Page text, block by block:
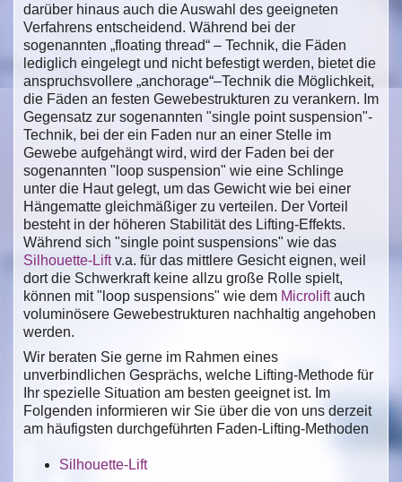
darüber hinaus auch die Auswahl des geeigneten
Verfahrens entscheidend. Während bei der
sogenannten „floating thread“ – Technik, die Fäden
lediglich eingelegt und nicht befestigt werden, bietet die
anspruchsvollere „anchorage“–Technik die Möglichkeit,
die Fäden an festen Gewebestrukturen zu verankern. Im
Gegensatz zur sogenannten "single point suspension"-
Technik, bei der ein Faden nur an einer Stelle im
Gewebe aufgehängt wird, wird der Faden bei der
sogenannten "loop suspension" wie eine Schlinge
unter die Haut gelegt, um das Gewicht wie bei einer
Hängematte gleichmäßiger zu verteilen. Der Vorteil
besteht in der höheren Stabilität des Lifting-Effekts.
Während sich "single point suspensions" wie das
Silhouette-Liftv.a. für das mittlere Gesicht eignen, weil
dort die Schwerkraft keine allzu große Rolle spielt,
können mit "loop suspensions" wie dem Microliftauch
voluminösere Gewebestrukturen nachhaltig angehoben
werden.
Wir beraten Sie gerne im Rahmen eines
unverbindlichen Gesprächs, welche Lifting-Methode für
Ihr spezielle Situation am besten geeignet ist. Im
Folgenden informieren wir Sie über die von uns derzeit
am häufigsten durchgeführten Faden-Lifting-Methoden
Silhouette-Lift